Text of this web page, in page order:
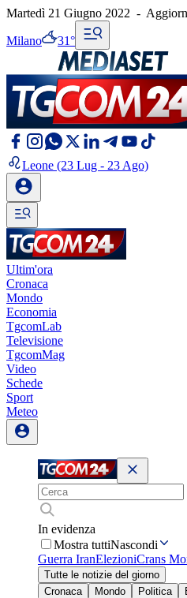
Martedì 21 Giugno 2022 -
Milano 31°
Leone (23 Lug - 23 Ago)
Ultim'ora
Cronaca
Mondo
Economia
TgcomLab
Televisione
TgcomMag
Video
Schede
Sport
Meteo
In evidenza
Mostra tuttiNascondi
Guerra IranElezioniCrans
Tutte le notizie del giorno
Cronaca
Mondo Politica